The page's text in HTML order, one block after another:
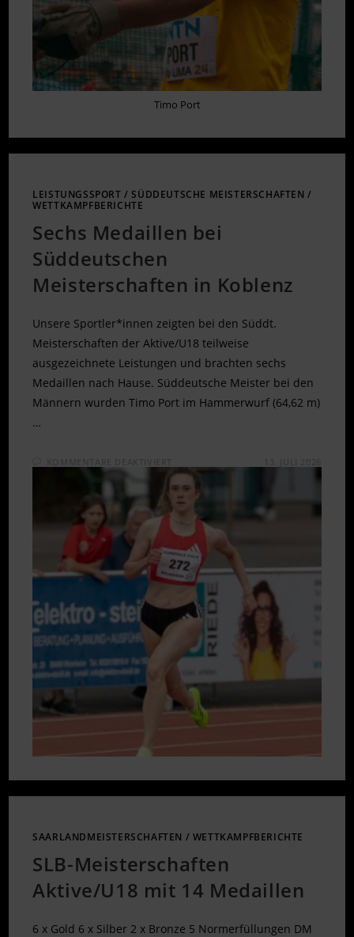
Timo Port
LEISTUNGSSPORT / SÜDDEUTSCHE MEISTERSCHAFTEN /
WETTKAMPFBERICHTE
Sechs Medaillen bei
Süddeutschen
Meisterschaften in Koblenz
Unsere Sportler*innen zeigten bei den Süddt.
Meisterschaften der Aktive/U18 teilweise
ausgezeichnete Leistungen und brachten sechs
Medaillen nach Hause. Süddeutsche Meister bei den
Männern wurden Timo Port im Hammerwurf (64,62 m)
…
SECHS
MEDAILLEN
BEI
SÜDDEUTSCHEN
MEISTERSCHAFTEN
KOBLENZ
SAARLANDMEISTERSCHAFTEN / WETTKAMPFBERICHTE
SLB-Meisterschaften
Aktive/U18 mit 14 Medaillen
6 x Gold 6 x Silber 2 x Bronze 5 Normerfüllungen DM